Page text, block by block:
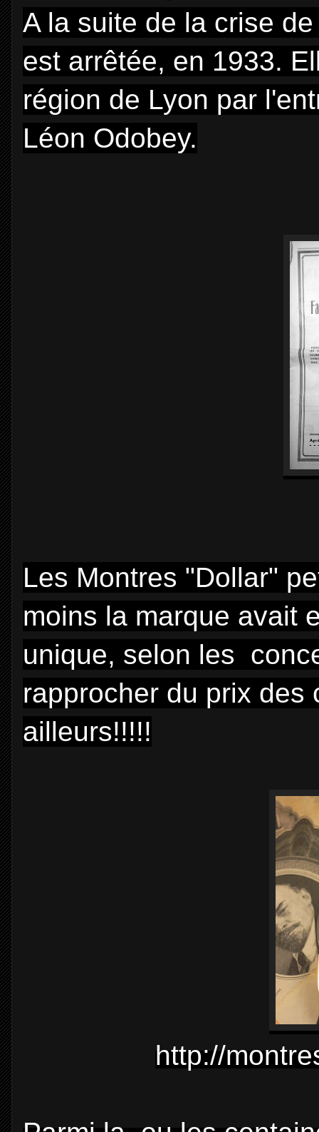
A la suite de la crise
est arrêtée, en 1933.
région de Lyon par
Léon Odobey.
Les Montres "Dollar"
moins la marque avait
unique, selon les
rapprocher du prix des
ailleurs!!!!!
http://